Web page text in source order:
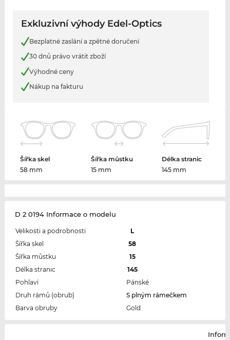
Exkluzivní výhody Edel-Optics
Bezplatné zaslání a zpětné doručení
30 dnů právo vrátit zboží
Výhodné ceny
Nákup na fakturu
Šířka skel
58 mm
Šířka můstku
15 mm
Délka stranic
145 mm
D 2 0194 Informace o modelu
Velikosti a podrobnosti
L
Šířka skel
58
Šířka můstku
15
Délka stranic
145
Pohlaví
Pánské
Druh rámů (obrub)
S plným rámečkem
Barva obruby
Gold